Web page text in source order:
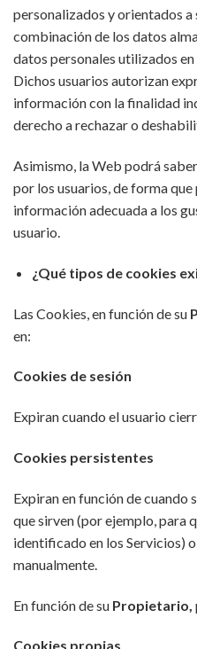
personalizados y orientados a
combinación de los datos
datos personales utilizados
Dichos usuarios autorizan
información con la finalidad
derecho a rechazar o
Asimismo, la Web podrá
por los usuarios, de forma
información adecuada a los
usuario.
¿Qué tipos de cookies
Las Cookies, en función de su
en:
Cookies de sesión
Expiran cuando el usuario
Cookies persistentes
Expiran en función de cuando
que sirven (por ejemplo, para
identificado en los Servicios)
manualmente.
En función de su Propietario,
Cookies propias